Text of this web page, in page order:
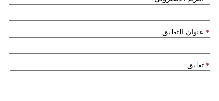
عنوان التعليق *
تعليق *